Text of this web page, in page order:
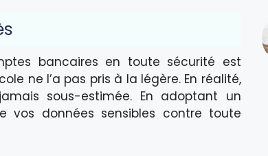
bancaires en toute sécurité est
ne l’a pas pris à la légère. En réalité,
sous-estimée. En adoptant un
vos données sensibles contre toute